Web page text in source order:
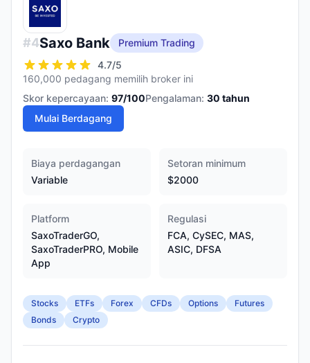
#4Saxo Bank
Premium Trading
4.7/5
160,000 pedagang memilih broker ini
Skor kepercayaan: 97/100Pengalaman: 30 tahun
Mulai Berdagang
Biaya perdagangan
Variable
Setoran minimum
$2000
Platform
SaxoTraderGO,
SaxoTraderPRO, Mobile
App
Regulasi
FCA, CySEC, MAS,
ASIC, DFSA
Stocks ETFs Forex CFDs Options
Futures
Bonds
Crypto